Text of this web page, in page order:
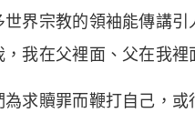
界宗教的領袖能傳講
我在父裡面、父在我裡
求贖罪而鞭打自己，